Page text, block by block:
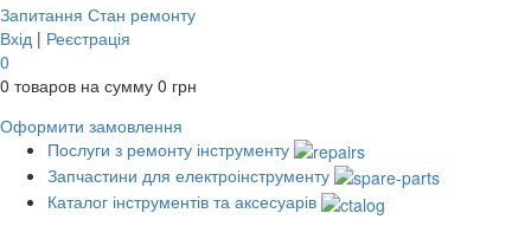
Запитання Стан ремонту
Вхід | Реєстрація
0
0 товаров на сумму 0 грн
Оформити замовлення
Послуги з ремонту інструменту
Запчастини для електроінструменту
Каталог інструментів та аксесуарів